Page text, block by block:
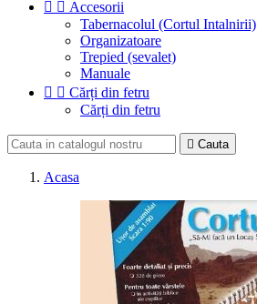
  Accesorii
Tabernacolul (Cortul Intalnirii)
Organizatoare
Trepied (sevalet)
Manuale
  Cărți din fetru
Cărți din fetru
 Cauta
Acasa